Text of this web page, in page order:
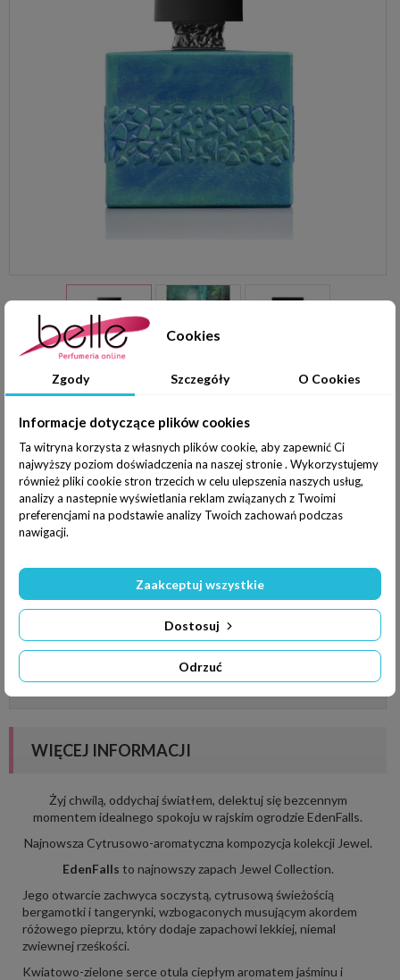
1 095,00 złbrutto
1 095,00 złza 100 ml
Ilość
EDP 100 ml woda perfumowana
Travel Spray 10ml
Dodaj do koszyka
Dodaj do listy życzeń
WIĘCEJ INFORMACJI
Żyj chwilą, oddychaj światłem, delektuj się bezcennym
momentem idealnego spokoju w rajskim ogrodzie EdenFalls.
Najnowsza Cytrusowo-aromatyczna kompozycja kolekcji Jewel.
EdenFalls to najnowszy zapach Jewel Collection.
Jego otwarcie zachwyca soczystą, cytrusową świeżością
bergamotki i tangerynki, wzbogaconych musującym akordem
różowego pieprzu, który dodaje zapachowi lekkiej, niemal
zwiewnej rześkości.
Kwiatowo-zielone serce otula ciepłym aromatem jaśminu i
Cookies
Zgody Szczegóły O Cookies
Informacje dotyczące plików cookies
Ta witryna korzysta z własnych plików cookie, aby zapewnić Ci
najwyższy poziom doświadczenia na naszej stronie . Wykorzystujemy
również pliki cookie stron trzecich w celu ulepszenia naszych usług,
analizy a nastepnie wyświetlania reklam związanych z Twoimi
preferencjami na podstawie analizy Twoich zachowań podczas
nawigacji.
Odrzuć
Dostosuj
Zaakceptuj wszystkie